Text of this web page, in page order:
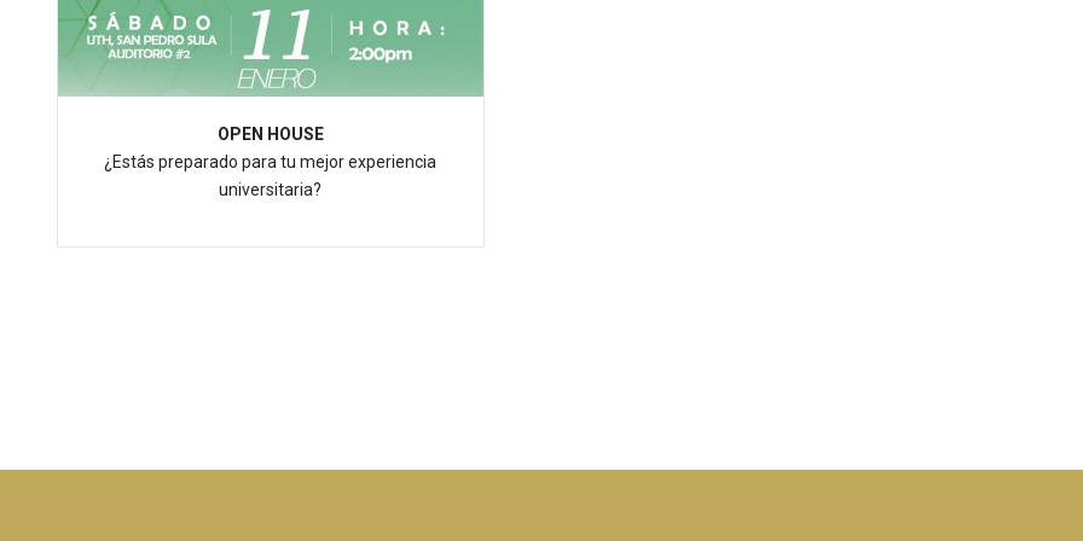
OPEN HOUSE
¿Estás preparado para tu mejor experiencia
universitaria?